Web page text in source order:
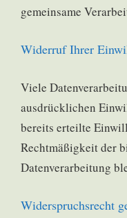
gemeinsame
Widerruf Ihrer
Viele
ausdrücklichen
bereits erteilte
Rechtmäßigkeit der
Datenverarbeitung
Widerspruchsrecht